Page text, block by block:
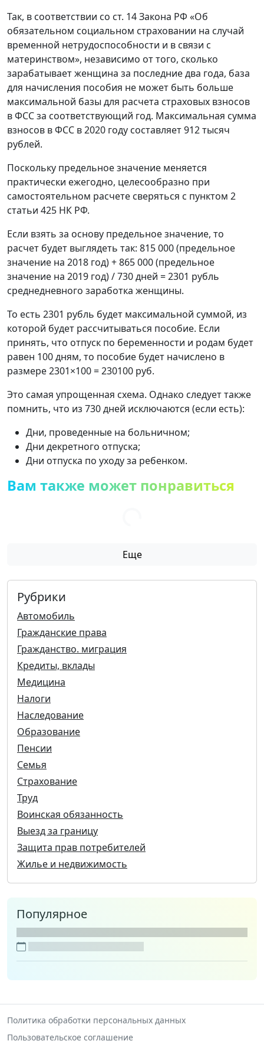
Так, в соответствии со ст. 14 Закона РФ «Об
обязательном социальном страховании на случай
временной нетрудоспособности и в связи с
материнством», независимо от того, сколько
зарабатывает женщина за последние два года, база
для начисления пособия не может быть больше
максимальной базы для расчета страховых взносов
в ФСС за соответствующий год. Максимальная сумма
взносов в ФСС в 2020 году составляет 912 тысяч
рублей.
Поскольку предельное значение меняется
практически ежегодно, целесообразно при
самостоятельном расчете сверяться с пунктом 2
статьи 425 НК РФ.
Если взять за основу предельное значение, то
расчет будет выглядеть так: 815 000 (предельное
значение на 2018 год) + 865 000 (предельное
значение на 2019 год) / 730 дней = 2301 рубль
среднедневного заработка женщины.
То есть 2301 рубль будет максимальной суммой, из
которой будет рассчитываться пособие. Если
принять, что отпуск по беременности и родам будет
равен 100 дням, то пособие будет начислено в
размере 2301×100 = 230100 руб.
Это самая упрощенная схема. Однако следует также
помнить, что из 730 дней исключаются (если есть):
Дни, проведенные на больничном;
Дни декретного отпуска;
Дни отпуска по уходу за ребенком.
Вам также может понравиться
Еще
Рубрики
Автомобиль
Гражданские права
Гражданство. миграция
Кредиты, вклады
Медицина
Налоги
Наследование
Образование
Пенсии
Семья
Страхование
Труд
Воинская обязанность
Выезд за границу
Защита прав потребителей
Жилье и недвижимость
Популярное
Политика обработки персональных данных
Пользовательское соглашение